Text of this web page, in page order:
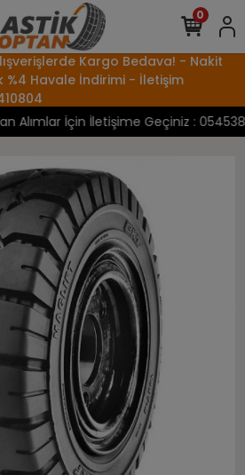
Kargo Bedava! - Nakit
%4 Havale İndirimi - İletişim
Alımlar İçin İletişime Geçiniz :
0